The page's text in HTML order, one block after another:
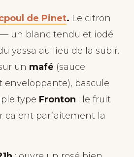
de Pinet. Le citron
un blanc tendu et iodé
yassa au lieu de la subir.
un mafé (sauce
enveloppante), bascule
type Fronton : le fruit
calent parfaitement la